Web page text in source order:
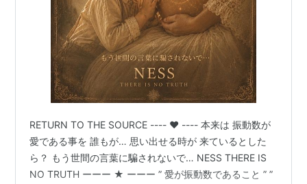
RETURN TO THE SOURCE ---- ❤︎ ---- 本来は 振動数が
愛である事を 誰もが… 思い出せる時が 来ているとした
ら？ もう世間の言葉に騙されないで… NESS THERE IS
NO TRUTH ーーー ★ ーーー ” 愛が振動数であること ” ”